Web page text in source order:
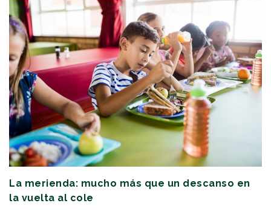
La merienda: mucho más que un descanso en
la vuelta al cole